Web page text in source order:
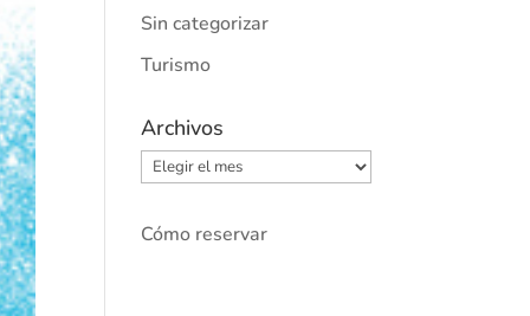
Sin categorizar
Turismo
Archivos
Archivos
Cómo reservar